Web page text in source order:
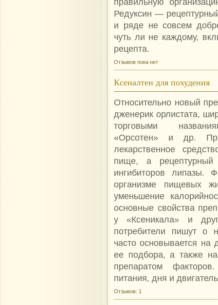
Редуксин —
и ряде не совсем
чуть ли не каждому,
рецепта.
Отзывов пока нет
Ксеналтен для похудения
Относительно новый
дженерик орлистата,
торговыми
«Орсотен» и др.
лекарственное
пище, а рецептурный
ингибиторов липазы.
организме пищевых
уменьшение
основные свойства
у «Ксеникала» и
потребители пишут о
часто основывается на
ее подбора, а также
препаратом
питания, дня и
Отзывов: 1